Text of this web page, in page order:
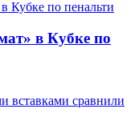
в Кубке по